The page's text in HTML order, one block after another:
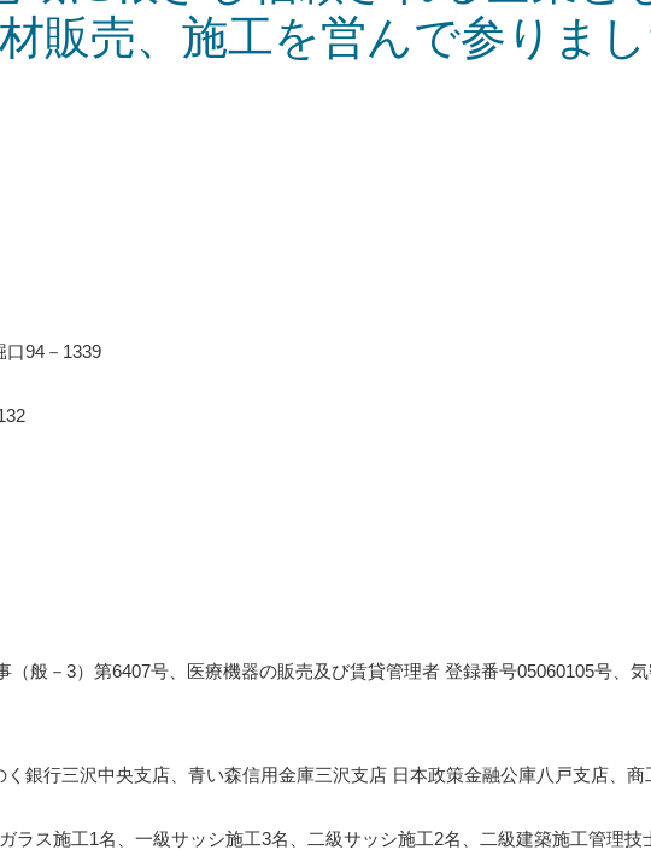
販売、施工を営んで参りまし
口94－1339
（般－3）第6407号、医療機器の販売及び賃貸管理者 登録番号05060105号
銀行三沢中央支店、青い森信用金庫三沢支店 日本政策金融公庫八戸支店、
ラス施工1名、一級サッシ施工3名、二級サッシ施工2名、二級建築施工管理